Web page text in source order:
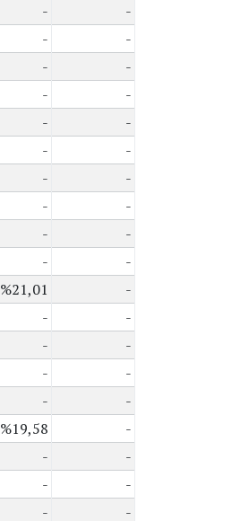
-
-
-
-
-
-
-
-
-
-
-
-
-
-
-
-
-
-
-
-
%21,01
-
-
-
-
-
-
-
-
-
%19,58
-
-
-
-
-
-
-